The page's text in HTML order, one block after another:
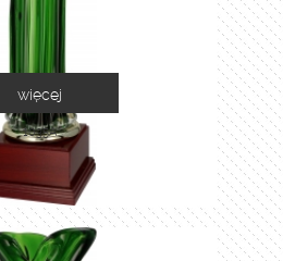
1035A
więcej